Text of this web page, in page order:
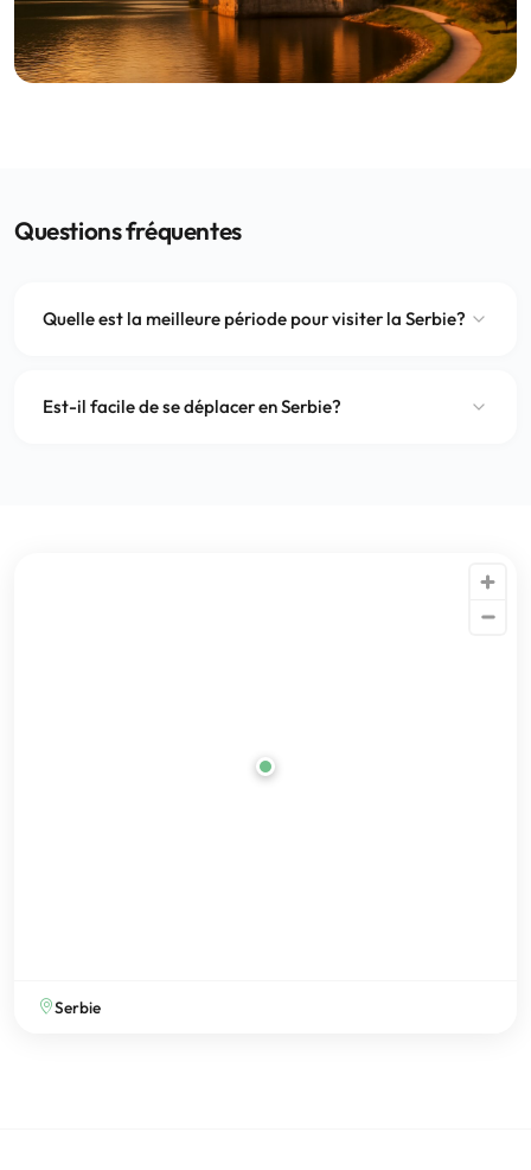
Questions fréquentes
Quelle est la meilleure période pour visiter la Serbie?
Est-il facile de se déplacer en Serbie?
Serbie